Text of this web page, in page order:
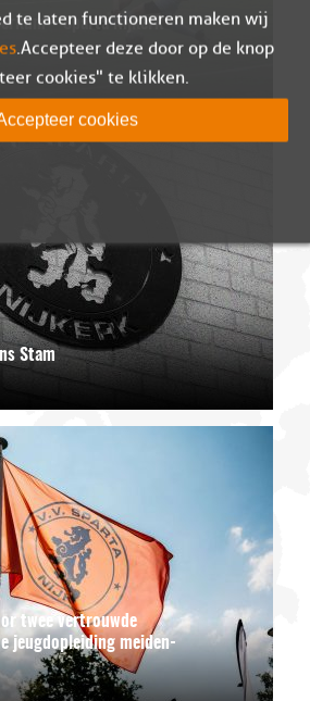
– Sparta Nijkerk
Stam
twee vertrouwde
jeugdopleiding meiden-
te laten functioneren maken wij
. Accepteer deze door op de knop
cookies" te klikken.
cookies